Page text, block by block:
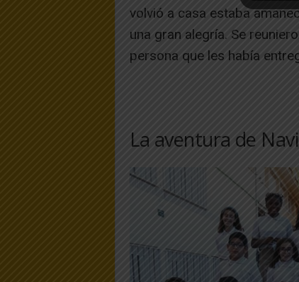
volvió a casa estaba
una gran alegría. Se
persona que les había
La aventura de